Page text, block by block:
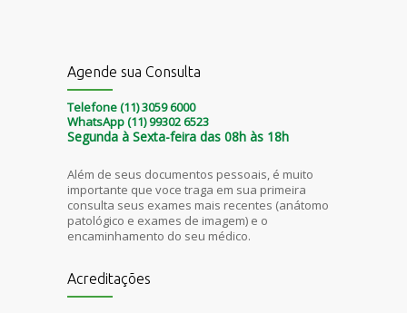
Agende sua Consulta
Telefone (11) 3059 6000
WhatsApp (11) 99302 6523
Segunda à Sexta-feira das 08h às 18h
Além de seus documentos pessoais, é muito
importante que voce traga em sua primeira
consulta seus exames mais recentes (anátomo
patológico e exames de imagem) e o
encaminhamento do seu médico.
Acreditações